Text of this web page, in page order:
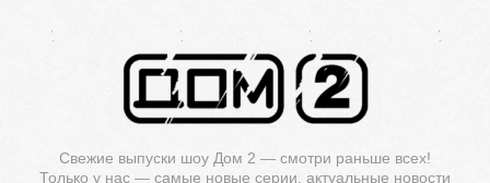
Свежие выпуски шоу Дом 2 — смотри раньше всех!
Только у нас — самые новые серии, актуальные новости